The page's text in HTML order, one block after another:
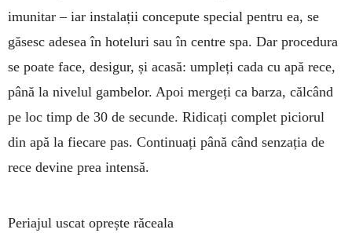
imunitar – iar ins­talații con­cepute spe­cial pen­tru ea, se
găsesc adesea în hoteluri sau în centre spa. Dar pro­cedura
se poate face, de­si­gur, și acasă: um­pleți cada cu apă rece,
până la ni­velul gam­be­lor. Apoi mergeți ca bar­za, călcând
pe loc timp de 30 de secunde. Ridicați complet piciorul
din apă la fiecare pas. Continuați până când senzația de
rece devine prea intensă.
Periajul uscat oprește răceala